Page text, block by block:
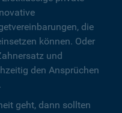
die
können. Oder
und
den Ansprüchen
geht, dann sollten